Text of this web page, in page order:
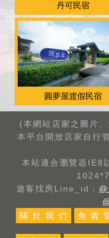
丹可民宿
圓夢屋渡假民宿
(本網站店家之圖片
本平台開放店家自行
本站適合瀏覽器
遊客找房Line_id：
關 於 我 們
免 責